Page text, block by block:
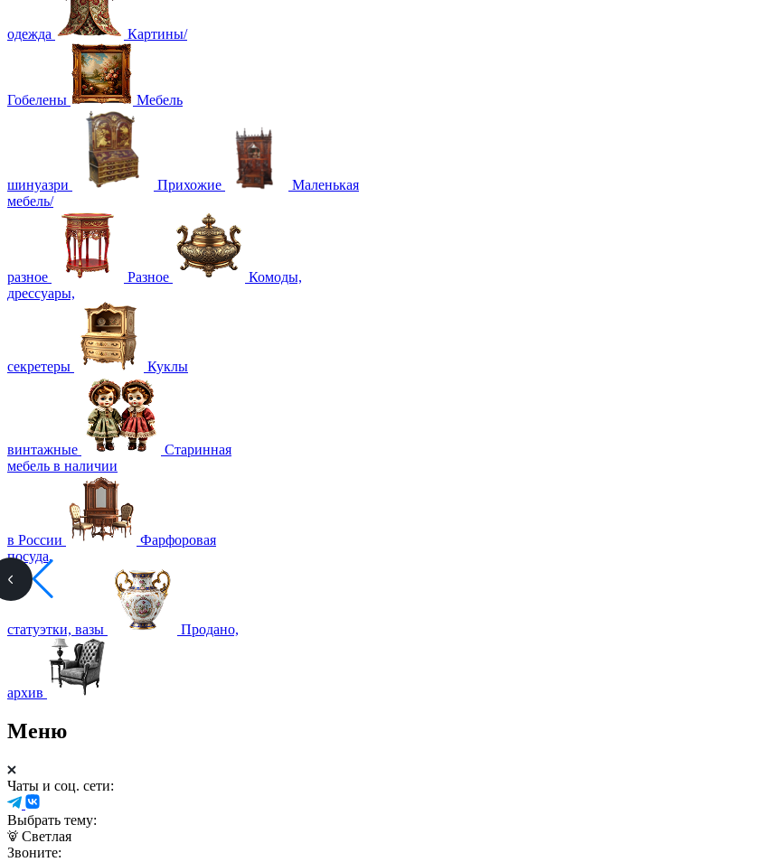
одежда Картины/
Гобелены Мебель
шинуазри Прихожие
Маленькая
мебель/
разное Разное
Комоды,
дрессуары,
секретеры Куклы
винтажные
Старинная
мебель в наличии
в России
Фарфоровая
посуда,
статуэтки, вазы Продано,
архив
Меню
Чаты и соц. сети:
Выбрать тему:
Светлая
Звоните: